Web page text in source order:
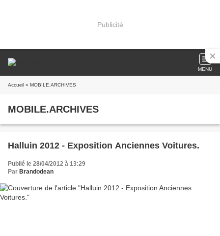
Publicité
MENU
Accueil » MOBILE.ARCHIVES
MOBILE.ARCHIVES
Halluin 2012 - Exposition Anciennes Voitures.
Publié le 28/04/2012 à 13:29
Par Brandodean